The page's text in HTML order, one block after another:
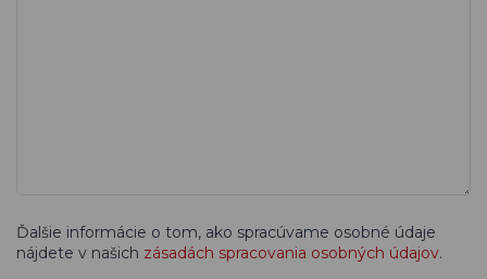
Ďalšie informácie o tom, ako spracúvame osobné údaje
nájdete v našich zásadách spracovania osobných údajov.